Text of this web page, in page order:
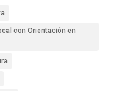
con Orientación en